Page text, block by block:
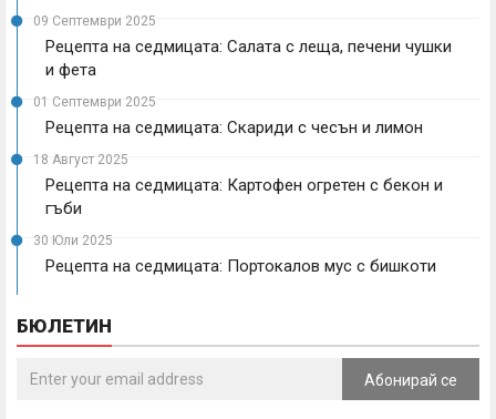
09 Септември 2025
Рецепта на седмицата: Салата с леща, печени чушки
и фета
01 Септември 2025
Рецепта на седмицата: Скариди с чесън и лимон
18 Август 2025
Рецепта на седмицата: Картофен огретен с бекон и
гъби
30 Юли 2025
Рецепта на седмицата: Портокалов мус с бишкоти
БЮЛЕТИН
Абонирай се